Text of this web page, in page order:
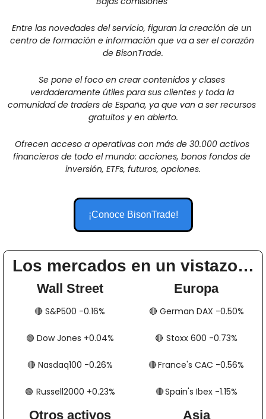
Entre las novedades del servicio, figuran la creación de un
centro de formación e información que va a ser el corazón
de BisonTrade.
Se pone el foco en crear contenidos y clases
verdaderamente útiles para sus clientes y toda la
comunidad de traders de España, ya que van a ser recursos
gratuitos y en abierto.
Ofrecen acceso a operativas con más de 30.000 activos
financieros de todo el mundo: acciones, bonos fondos de
inversión, ETFs, futuros, opciones.
¡Conoce BisonTrade!
Los mercados en un vistazo…
Wall Street
🔴 ​​​​ S&P500 -0.16%
🟢 ​​​​ Dow Jones +0.04%
🔴​​​​ Nasdaq100 -0.26%
🟢 ​​​  Russell2000 +0.23%
Otros activos
Europa
🔴​​​​​​ German DAX -0.50%
🔴 ​​​​​​​​  Stoxx 600 -0.73%
🔴​​​​  France's CAC -0.56%
🔴​​​​​​​​  Spain's Ibex -1.15%
Asia